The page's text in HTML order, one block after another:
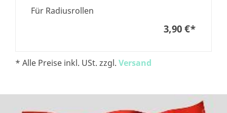
Für Radiusrollen
3,90 €*
* Alle Preise inkl. USt. zzgl. Versand